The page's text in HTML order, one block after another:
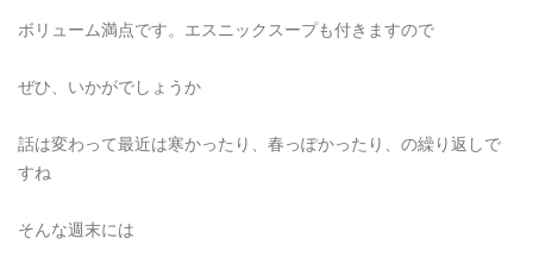
ボリューム満点です。エスニックスープも付きますので
ぜひ、いかがでしょうか
話は変わって最近は寒かったり、春っぽかったり、の繰り返しで
すね
そんな週末には